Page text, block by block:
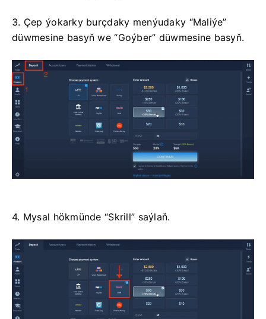
3. Çep ýokarky burçdaky menýudaky “Maliýe”
düwmesine basyň we “Goýber” düwmesine basyň.
4. Mysal hökmünde “Skrill” saýlaň.